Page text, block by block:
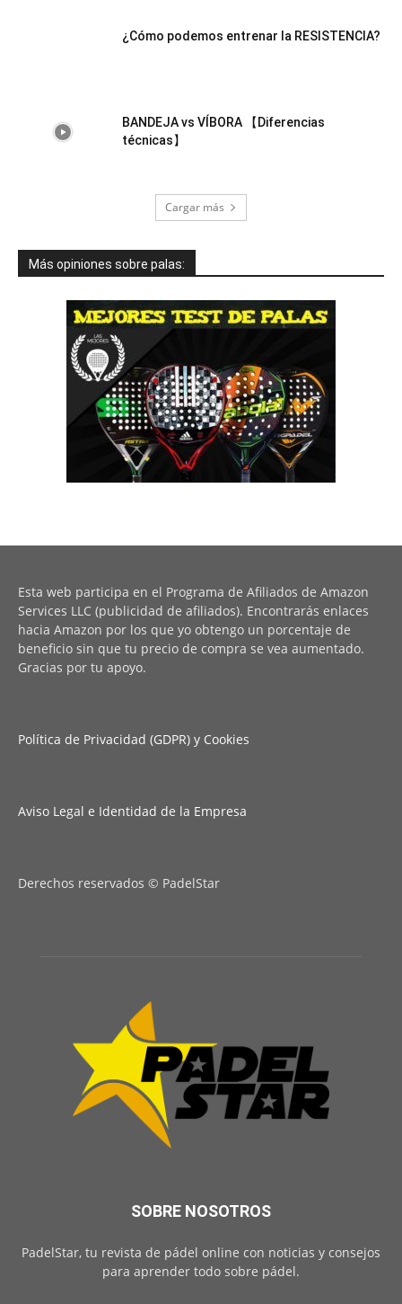
¿Cómo podemos entrenar la RESISTENCIA?
BANDEJA vs VÍBORA 【Diferencias
técnicas】
Cargar más
Más opiniones sobre palas:
Esta web participa en el Programa de Afiliados de Amazon
Services LLC (publicidad de afiliados). Encontrarás enlaces
hacia Amazon por los que yo obtengo un porcentaje de
beneficio sin que tu precio de compra se vea aumentado.
Gracias por tu apoyo.
Política de Privacidad (GDPR) y Cookies
Aviso Legal e Identidad de la Empresa
Derechos reservados © PadelStar
SOBRE NOSOTROS
PadelStar, tu revista de pádel online con noticias y consejos
para aprender todo sobre pádel.